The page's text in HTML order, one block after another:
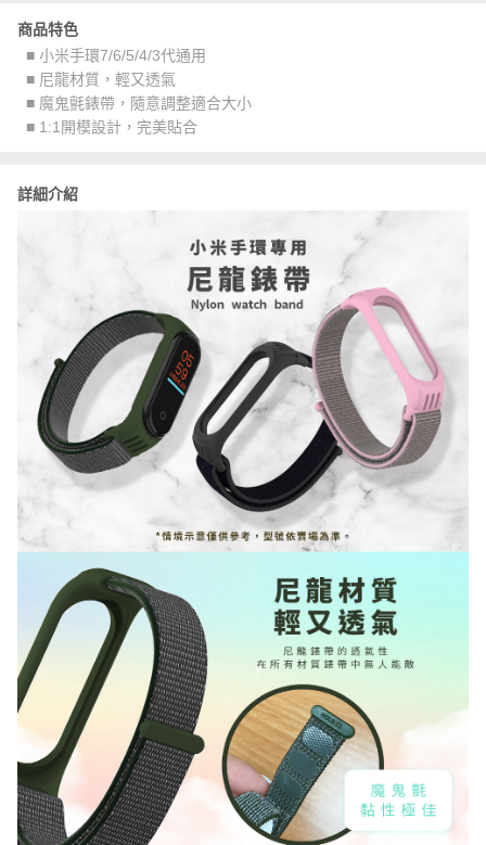
商品特色
■ 小米手環7/6/5/4/3代通用
■ 尼龍材質，輕又透氣
■ 魔鬼氈錶帶，隨意調整適合大小
■ 1:1開模設計，完美貼合
詳細介紹